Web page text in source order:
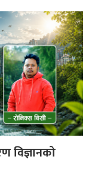
विज्ञानको